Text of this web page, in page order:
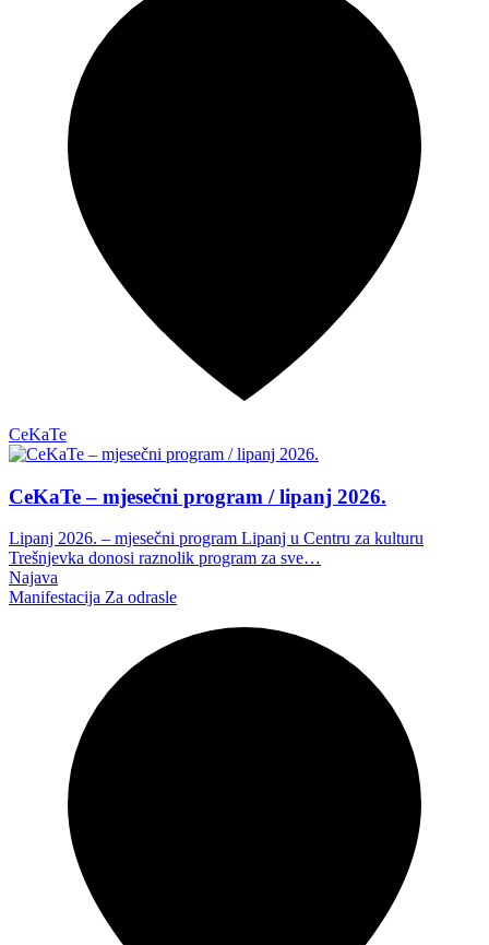
CeKaTe
CeKaTe – mjesečni program / lipanj 2026.
Lipanj 2026. – mjesečni program Lipanj u Centru za kulturu
Trešnjevka donosi raznolik program za sve…
Najava
Manifestacija Za odrasle